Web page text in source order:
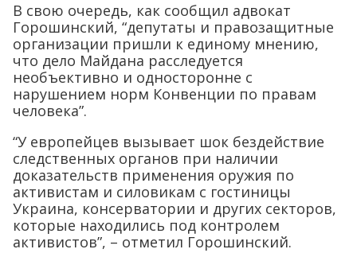
В свою очередь, как сообщил адвокат
Горошинский, “депутаты и правозащитные
организации пришли к единому мнению,
что дело Майдана расследуется
необъективно и односторонне с
нарушением норм Конвенции по правам
человека”.
“У европейцев вызывает шок бездействие
следственных органов при наличии
доказательств применения оружия по
активистам и силовикам с гостиницы
Украина, консерватории и других секторов,
которые находились под контролем
активистов”, – отметил Горошинский.